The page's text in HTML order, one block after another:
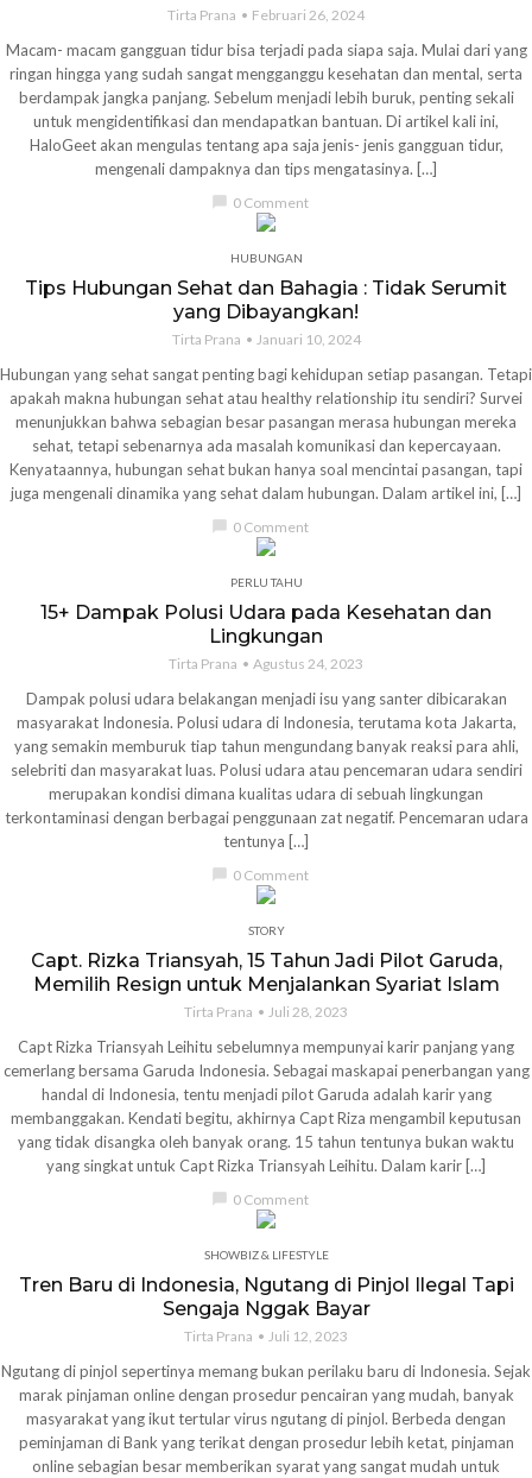
Tirta Prana Februari 26, 2024
Macam- macam gangguan tidur bisa terjadi pada siapa saja. Mulai dari yang
ringan hingga yang sudah sangat mengganggu kesehatan dan mental, serta
berdampak jangka panjang. Sebelum menjadi lebih buruk, penting sekali
untuk mengidentifikasi dan mendapatkan bantuan. Di artikel kali ini,
HaloGeet akan mengulas tentang apa saja jenis- jenis gangguan tidur,
mengenali dampaknya dan tips mengatasinya. […]
chat_bubble 0 Comment
HUBUNGAN
Tips Hubungan Sehat dan Bahagia : Tidak Serumit
yang Dibayangkan!
Tirta Prana Januari 10, 2024
Hubungan yang sehat sangat penting bagi kehidupan setiap pasangan. Tetapi
apakah makna hubungan sehat atau healthy relationship itu sendiri? Survei
menunjukkan bahwa sebagian besar pasangan merasa hubungan mereka
sehat, tetapi sebenarnya ada masalah komunikasi dan kepercayaan.
Kenyataannya, hubungan sehat bukan hanya soal mencintai pasangan, tapi
juga mengenali dinamika yang sehat dalam hubungan. Dalam artikel ini, […]
chat_bubble 0 Comment
PERLU TAHU
15+ Dampak Polusi Udara pada Kesehatan dan
Lingkungan
Tirta Prana Agustus 24, 2023
Dampak polusi udara belakangan menjadi isu yang santer dibicarakan
masyarakat Indonesia. Polusi udara di Indonesia, terutama kota Jakarta,
yang semakin memburuk tiap tahun mengundang banyak reaksi para ahli,
selebriti dan masyarakat luas. Polusi udara atau pencemaran udara sendiri
merupakan kondisi dimana kualitas udara di sebuah lingkungan
terkontaminasi dengan berbagai penggunaan zat negatif. Pencemaran udara
tentunya […]
chat_bubble 0 Comment
STORY
Capt. Rizka Triansyah, 15 Tahun Jadi Pilot Garuda,
Memilih Resign untuk Menjalankan Syariat Islam
Tirta Prana Juli 28, 2023
Capt Rizka Triansyah Leihitu sebelumnya mempunyai karir panjang yang
cemerlang bersama Garuda Indonesia. Sebagai maskapai penerbangan yang
handal di Indonesia, tentu menjadi pilot Garuda adalah karir yang
membanggakan. Kendati begitu, akhirnya Capt Riza mengambil keputusan
yang tidak disangka oleh banyak orang. 15 tahun tentunya bukan waktu
yang singkat untuk Capt Rizka Triansyah Leihitu. Dalam karir […]
chat_bubble 0 Comment
SHOWBIZ & LIFESTYLE
Tren Baru di Indonesia, Ngutang di Pinjol Ilegal Tapi
Sengaja Nggak Bayar
Tirta Prana Juli 12, 2023
Ngutang di pinjol sepertinya memang bukan perilaku baru di Indonesia. Sejak
marak pinjaman online dengan prosedur pencairan yang mudah, banyak
masyarakat yang ikut tertular virus ngutang di pinjol. Berbeda dengan
peminjaman di Bank yang terikat dengan prosedur lebih ketat, pinjaman
online sebagian besar memberikan syarat yang sangat mudah untuk